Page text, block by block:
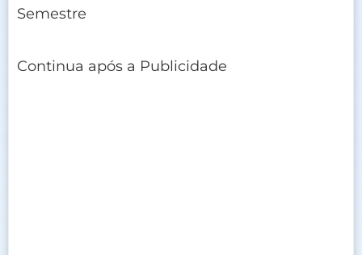
Semestre
Continua após a Publicidade